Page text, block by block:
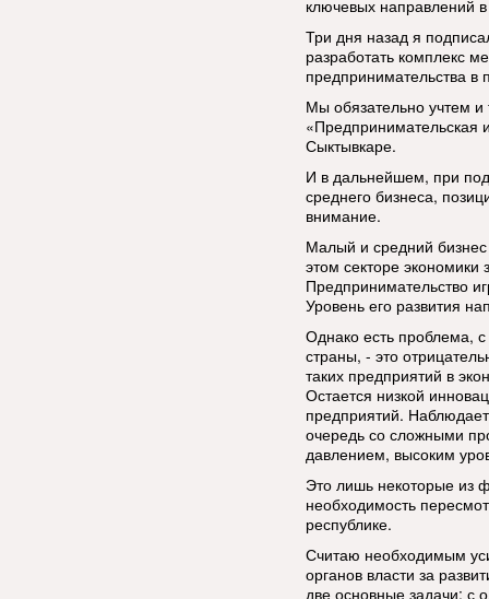
ключевых направлений в
Три дня назад я
разработать комплекс
предпринимательства в
Мы обязательно учтем
«Предпринимательская
Сыктывкаре.
И в дальнейшем, при
среднего бизнеса,
внимание.
Малый и средний
этом секторе
Предпринимательство
Уровень его развития
Однако есть проблема,
страны, - это
таких предприятий в
Остается низкой
предприятий.
очередь со сложными
давлением, высоким
Это лишь некоторые из
необходимость
республике.
Считаю необходимым
органов власти за
две основные задачи: с